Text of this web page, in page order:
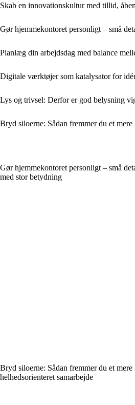
Skab en innovationskultur med tillid,
Gør hjemmekontoret personligt – små
Planlæg din arbejdsdag med balance
Digitale værktøjer som katalysator for
Lys og trivsel: Derfor er god belysning
Bryd siloerne: Sådan fremmer du et mere
Gør hjemmekontoret personligt – små
med stor betydning
Bryd siloerne: Sådan fremmer du et mere
helhedsorienteret samarbejde